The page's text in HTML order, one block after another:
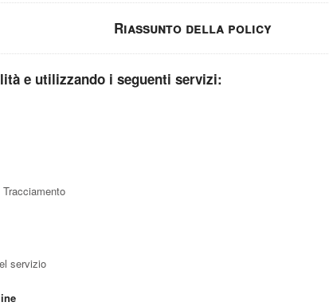
Riassunto della policy
e utilizzando i seguenti servizi:
servizio